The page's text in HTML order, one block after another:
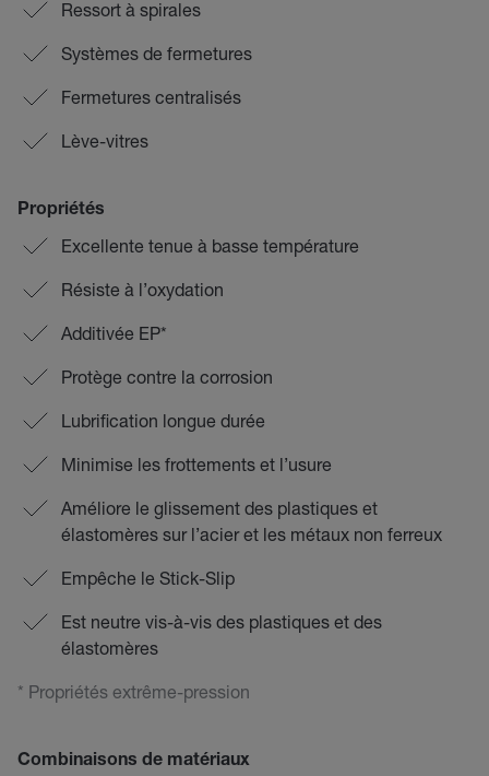
Ressort à spirales
Systèmes de fermetures
Fermetures centralisés
Lève-vitres
Propriétés
Excellente tenue à basse température
Résiste à l’oxydation
Additivée EP*
Protège contre la corrosion
Lubrification longue durée
Minimise les frottements et l’usure
Améliore le glissement des plastiques et
élastomères sur l’acier et les métaux non ferreux
Empêche le Stick-Slip
Est neutre vis-à-vis des plastiques et des
élastomères
* Propriétés extrême-pression
Combinaisons de matériaux